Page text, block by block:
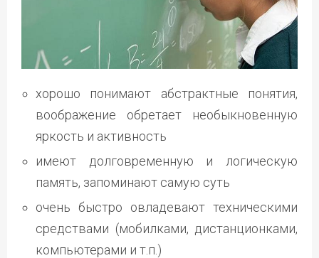
хорошо понимают абстрактные понятия,
воображение обретает необыкновенную
яркость и активность
имеют долговременную и логическую
память, запоминают самую суть
очень быстро овладевают техническими
средствами (мобилками, дистанционками,
компьютерами и т.п.)